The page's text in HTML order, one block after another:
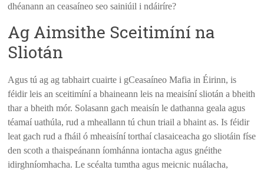
dhéanann an ceasaíneo seo sainiúil i ndáiríre?
Ag Aimsithe Sceitimíní na
Sliotán
Agus tú ag ag tabhairt cuairte i gCeasaíneo Mafia in Éirinn, is
féidir leis an sceitimíní a bhaineann leis na meaisíní sliotán a bheith
thar a bheith mór. Solasann gach meaisín le dathanna geala agus
téamaí uathúla, rud a mheallann tú chun triail a bhaint as. Is féidir
leat gach rud a fháil ó mheaisíní torthaí clasaiceacha go sliotáin físe
den scoth a thaispeánann íomhánna iontacha agus gnéithe
idirghníomhacha. Le scéalta tumtha agus meicnic nuálacha,